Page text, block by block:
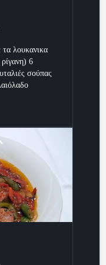
λουκανικα
6
σούπας